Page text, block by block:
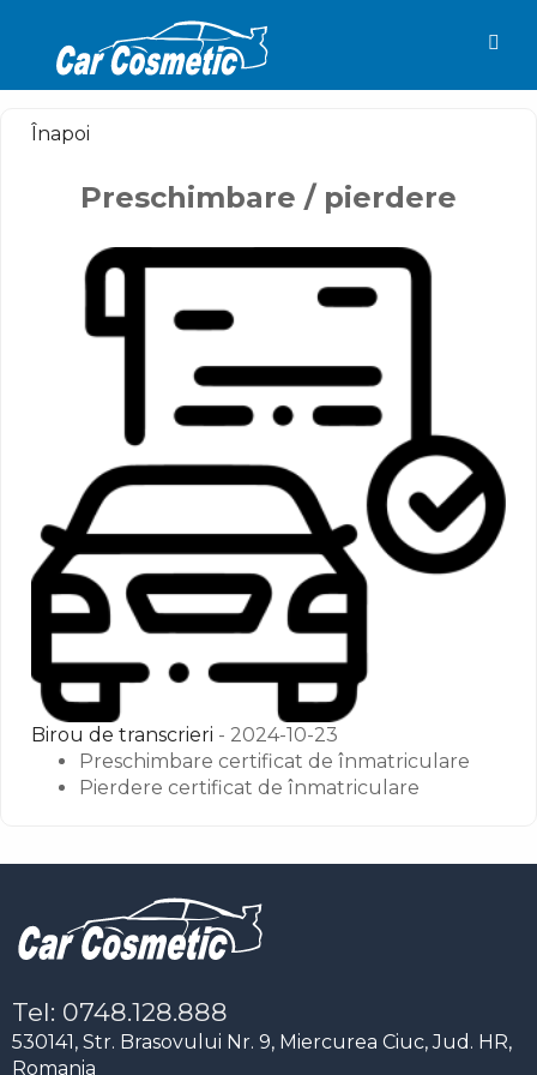
Înapoi
Preschimbare / pierdere
Birou de transcrieri - 2024-10-23
Preschimbare certificat de înmatriculare
Pierdere certificat de înmatriculare
Tel: 0748.128.888
530141, Str. Brasovului Nr. 9, Miercurea Ciuc, Jud. HR,
Romania